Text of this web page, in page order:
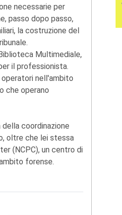
necessarie per
passo dopo passo,
la costruzione del
Multimediale,
il professionista.
nell'ambito
che operano
coordinazione
oltre che lei stessa
(NCPC), un centro di
forense.